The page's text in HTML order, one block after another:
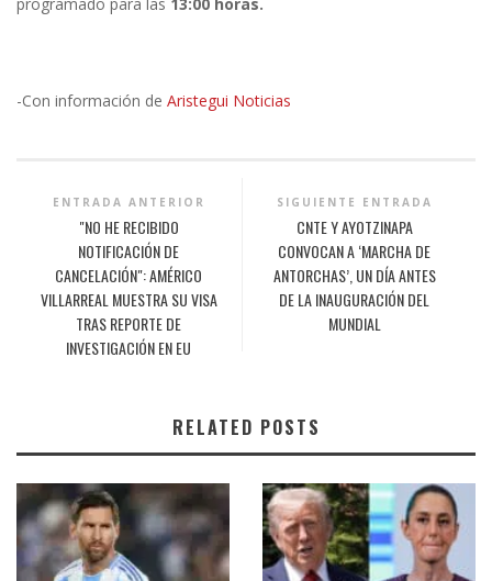
programado para las 13:00 horas.
-Con información de Aristegui Noticias
ENTRADA ANTERIOR
"NO HE RECIBIDO
NOTIFICACIÓN DE
CANCELACIÓN": AMÉRICO
VILLARREAL MUESTRA SU VISA
TRAS REPORTE DE
INVESTIGACIÓN EN EU
SIGUIENTE ENTRADA
CNTE Y AYOTZINAPA
CONVOCAN A ‘MARCHA DE
ANTORCHAS’, UN DÍA ANTES
DE LA INAUGURACIÓN DEL
MUNDIAL
RELATED POSTS